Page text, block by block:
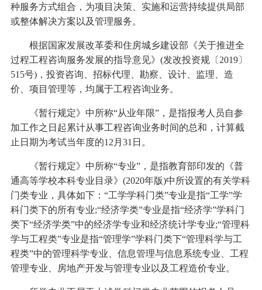
种服务方式组合，为项目决策、实施和运营持续提供局部
或整体解决方案以及管理服务。
根据国家发展改革委和住房城乡建设部《关于推进全
过程工程咨询服务发展的指导意见》(发改投资规〔2019〕
515号)，投资咨询、招标代理、勘察、设计、监理、造
价、项目管理等，均属于工程咨询业务。
《暂行规定》中所称“从业年限”，是指报考人员自参
加工作之日起累计从事工程咨询业务时间的总和，计算截
止日期为考试当年度的12月31日。
《暂行规定》中所称“专业”，是指教育部印发的《普
通高等学校本科专业目录》(2020年版)中所设置的有关学科
门类专业，具体如下：“工学学科门类”专业是指“工学”学
科门类下的所有专业;“经济学类”专业是指“经济学”学科门
类下“经济学类”中的经济学专业和经济统计学专业;“管理科
学与工程类”专业是指“管理学”学科门类下“管理科学与工
程类”中的管理科学专业、信息管理与信息系统专业、工程
管理专业、房地产开发与管理专业以及工程造价专业。